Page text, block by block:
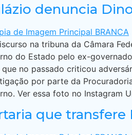
denuncia
na tribuna da Câmara
do Estado pelo ex-
que no passado criticou
por parte da
Ver essa foto no Instagram
que transfere